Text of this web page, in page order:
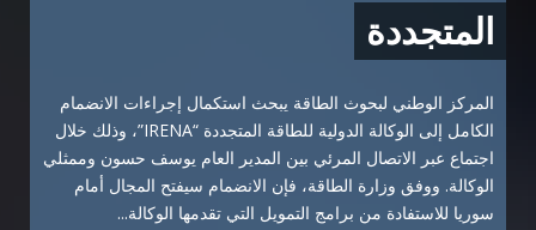
المتجددة
المركز الوطني لبحوث الطاقة يبحث استكمال إجراءات الانضمام
الكامل إلى الوكالة الدولية للطاقة المتجددة “IRENA”، وذلك خلال
اجتماع عبر الاتصال المرئي بين المدير العام يوسف حسون وممثلي
الوكالة. ووفق وزارة الطاقة، فإن الانضمام سيفتح المجال أمام
سوريا للاستفادة من برامج التمويل التي تقدمها الوكالة...